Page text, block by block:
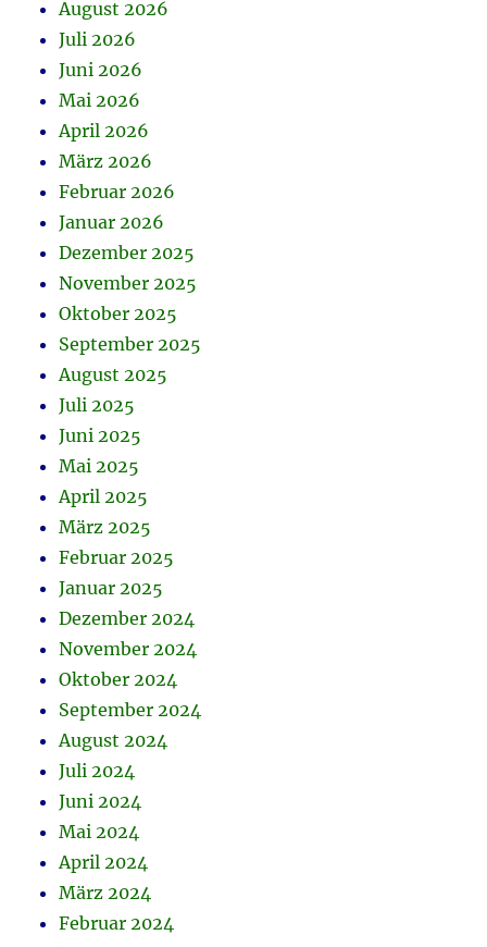
August 2026
Juli 2026
Juni 2026
Mai 2026
April 2026
März 2026
Februar 2026
Januar 2026
Dezember 2025
November 2025
Oktober 2025
September 2025
August 2025
Juli 2025
Juni 2025
Mai 2025
April 2025
März 2025
Februar 2025
Januar 2025
Dezember 2024
November 2024
Oktober 2024
September 2024
August 2024
Juli 2024
Juni 2024
Mai 2024
April 2024
März 2024
Februar 2024